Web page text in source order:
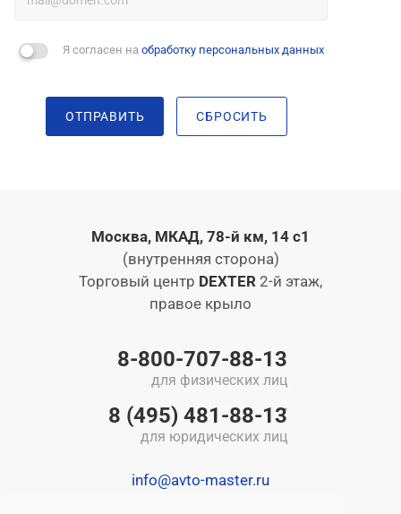
Я согласен на обработку персональных данных
ОТПРАВИТЬ СБРОСИТЬ
Москва, МКАД, 78-й км, 14 с1
(внутренняя сторона)
Торговый центр DEXTER 2-й этаж,
правое крыло
8-800-707-88-13
для физических лиц
8 (495) 481-88-13
для юридических лиц
info@avto-master.ru